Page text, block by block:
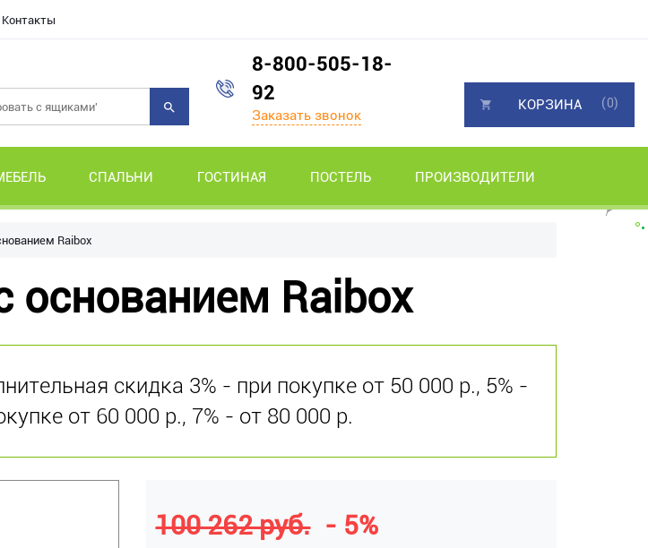
Контакты
8-800-505-18-
92
Заказать звонок
СПАЛЬНИ ГОСТИНАЯ ПОСТЕЛЬ ПРОИЗВОДИТЕЛИ
КОРЗИНА (0)
Raibox
основанием Raibox
скидка 3% - при покупке от 50 000 р., 5% -
от 60 000 р., 7% - от 80 000 р.
100 262 руб. - 5%